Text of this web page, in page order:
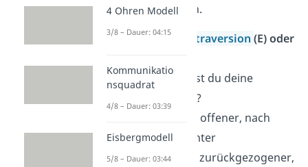
Persönlichkeitstypen.
1. Buchstabe:
Extraversion (E) oder
→ Worauf richtest du deine
Aufmerksamkeit?
→ Extraversion = offener, nach
außen hin präsenter
→ Introversion = zurückgezogener,
4 Ohren Modell
3/8 – Dauer: 04:15
Kommunikatio
nsquadrat
4/8 – Dauer: 03:39
Eisbergmodell
5/8 – Dauer: 03:44